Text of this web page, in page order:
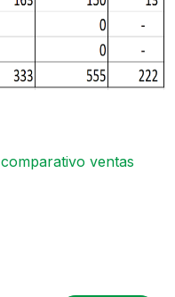
comparativo ventas